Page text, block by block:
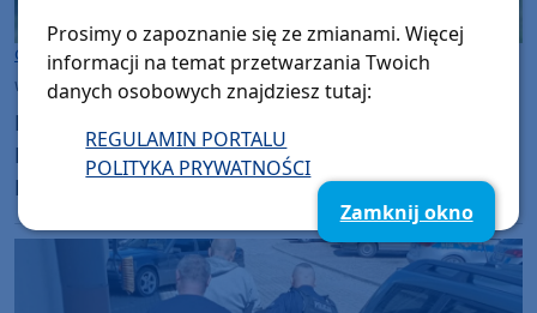
Gmina Kościerzyna
wtorek, 28 lipca 2026, 16:26
Dachowanie busa na krajowej dwudziestce w
Kłobuczynie w powiecie kościerskim.
Kierująca trafiła do szpitala
Prosimy o zapoznanie się ze zmianami. Więcej
informacji na temat przetwarzania Twoich
danych osobowych znajdziesz tutaj:
REGULAMIN PORTALU
POLITYKA PRYWATNOŚCI
Zamknij okno